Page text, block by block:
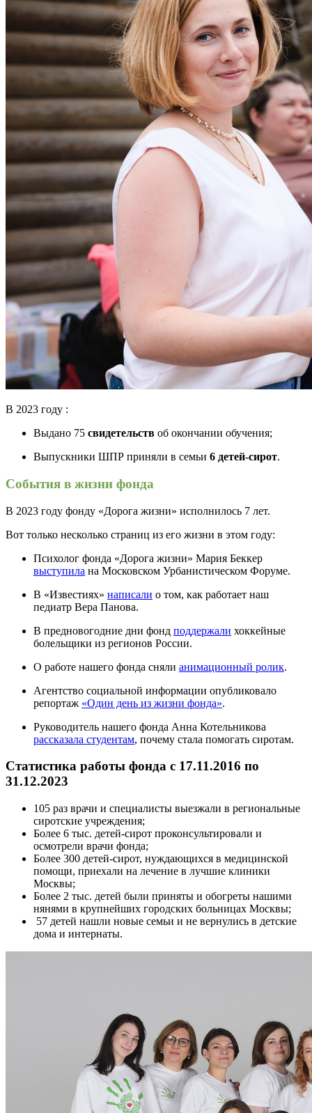
В 2023 году :
Выдано 75 свидетельств об окончании обучения;
Выпускники ШПР приняли в семьи 6 детей-сирот.
События в жизни фонда
В 2023 году фонду «Дорога жизни» исполнилось 7 лет.
Вот только несколько страниц из его жизни в этом году:
Психолог фонда «Дорога жизни» Мария Беккер
выступила на Московском Урбанистическом Форуме.
В «Известиях» написали о том, как работает наш
педиатр Вера Панова.
В предновогодние дни фонд поддержали хоккейные
болельщики из регионов России.
О работе нашего фонда сняли анимационный ролик.
Агентство социальной информации опубликовало
репортаж «Один день из жизни фонда».
Руководитель нашего фонда Анна Котельникова
рассказала студентам, почему стала помогать сиротам.
Статистика работы фонда с 17.11.2016 по
31.12.2023
105 раз врачи и специалисты выезжали в региональные
сиротские учреждения;
Более 6 тыс. детей-сирот проконсультировали и
осмотрели врачи фонда;
Более 300 детей-сирот, нуждающихся в медицинской
помощи, приехали на лечение в лучшие клиники
Москвы;
Более 2 тыс. детей были приняты и обогреты нашими
нянями в крупнейших городских больницах Москвы;
57 детей нашли новые семьи и не вернулись в детские
дома и интернаты.